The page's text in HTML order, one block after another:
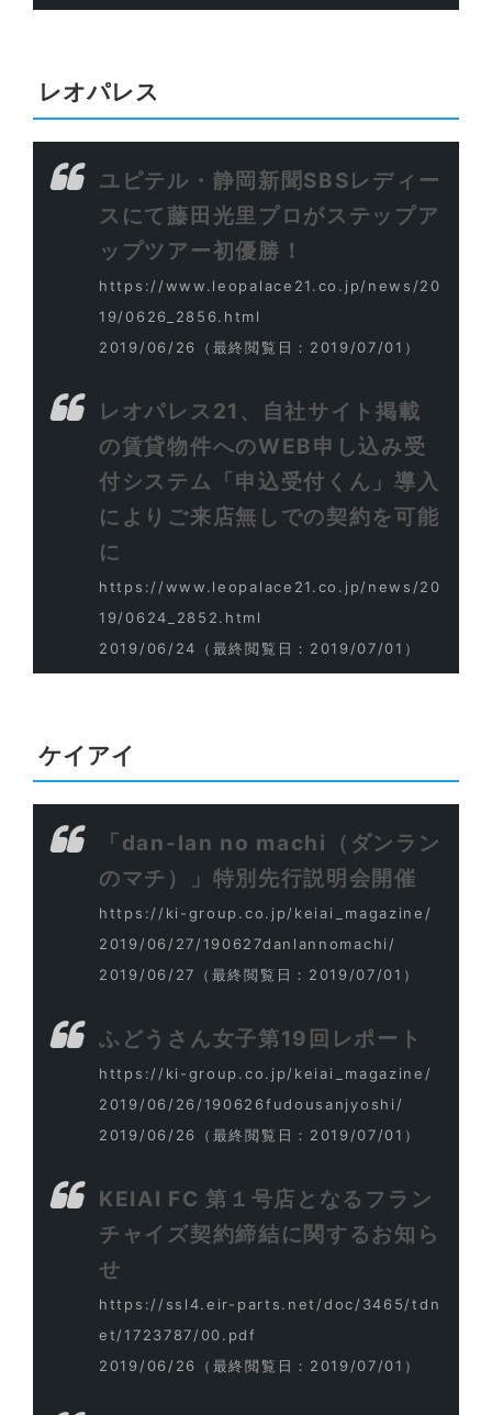
レオパレス
ユピテル・静岡新聞SBSレディー
スにて藤田光里プロがステップア
ップツアー初優勝！
https://www.leopalace21.co.jp/news/20
19/0626_2856.html
2019/06/26
（最終閲覧日：2019/07/01）
レオパレス21、自社サイト掲載
の賃貸物件へのWEB申し込み受
付システム「申込受付くん」導入
によりご来店無しでの契約を可能
に
https://www.leopalace21.co.jp/news/20
19/0624_2852.html
2019/06/24
（最終閲覧日：2019/07/01）
ケイアイ
「dan-lan no machi（ダンラン
のマチ）」特別先行説明会開催
https://ki-group.co.jp/keiai_magazine/
2019/06/27/190627danlannomachi/
2019/06/27
（最終閲覧日：2019/07/01）
ふどうさん女子第19回レポート
https://ki-group.co.jp/keiai_magazine/
2019/06/26/190626fudousanjyoshi/
2019/06/26
（最終閲覧日：2019/07/01）
KEIAI FC 第１号店となるフラン
チャイズ契約締結に関するお知ら
せ
https://ssl4.eir-parts.net/doc/3465/tdn
et/1723787/00.pdf
2019/06/26
（最終閲覧日：2019/07/01）